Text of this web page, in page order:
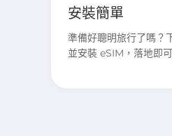
安裝簡單
準備好聰明旅行了嗎？
並安裝 eSIM，落地即